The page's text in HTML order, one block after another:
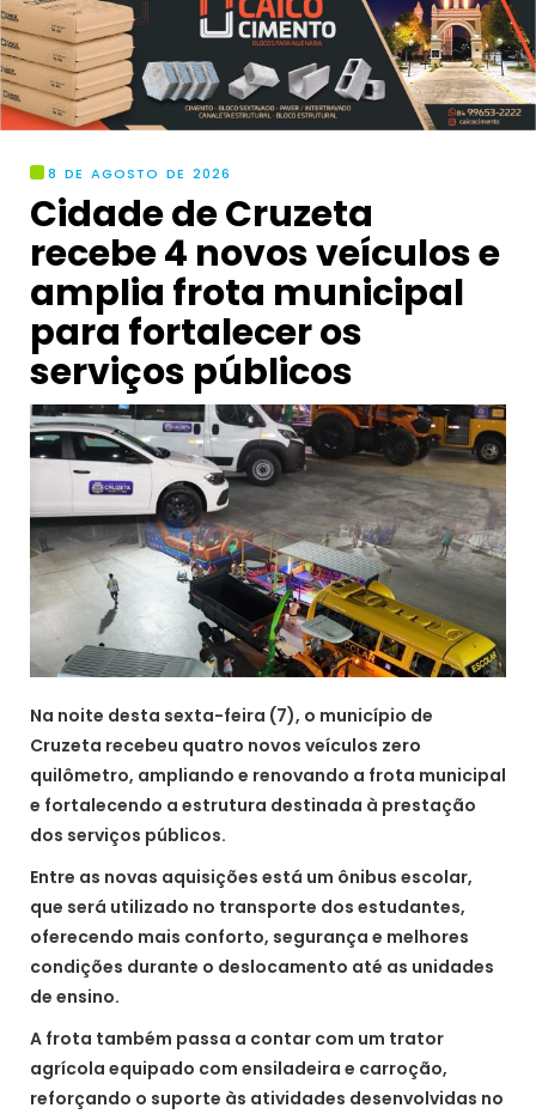
8 DE AGOSTO DE 2026
Cidade de Cruzeta
recebe 4 novos veículos e
amplia frota municipal
para fortalecer os
serviços públicos
Na noite desta sexta-feira (7), o município de
Cruzeta recebeu quatro novos veículos zero
quilômetro, ampliando e renovando a frota municipal
e fortalecendo a estrutura destinada à prestação
dos serviços públicos.
Entre as novas aquisições está um ônibus escolar,
que será utilizado no transporte dos estudantes,
oferecendo mais conforto, segurança e melhores
condições durante o deslocamento até as unidades
de ensino.
A frota também passa a contar com um trator
agrícola equipado com ensiladeira e carroção,
reforçando o suporte às atividades desenvolvidas no